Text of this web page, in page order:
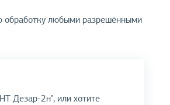
обработку любыми разрешёнными
Дезар-2н", или хотите